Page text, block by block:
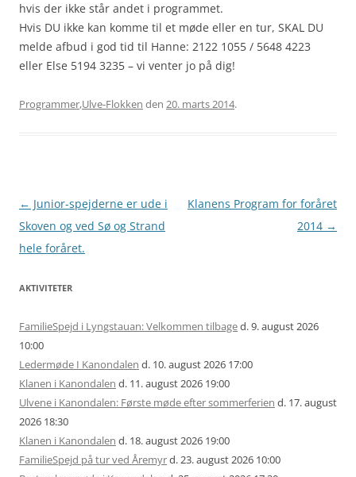
hvis der ikke står andet i programmet.
Hvis DU ikke kan komme til et møde eller en tur, SKAL DU
melde afbud i god tid til Hanne: 2122 1055 / 5648 4223
eller Else 5194 3235 – vi venter jo på dig!
Programmer,Ulve-Flokken den 20. marts 2014.
Artikel
navigation
← Junior-spejderne er ude i
Skoven og ved Sø og Strand
hele foråret.
Klanens Program for foråret
2014 →
AKTIVITETER
FamilieSpejd i Lyngstauan: Velkommen tilbaged. 9. august 2026
10:00
Ledermøde I Kanondalen d. 10. august 2026 17:00
Klanen i Kanondalen d. 11. august 2026 19:00
Ulvene i Kanondalen: Første møde efter sommerferien d. 17. august
2026 18:30
Klanen i Kanondalen d. 18. august 2026 19:00
FamilieSpejd på tur ved Åremyrd. 23. august 2026 10:00